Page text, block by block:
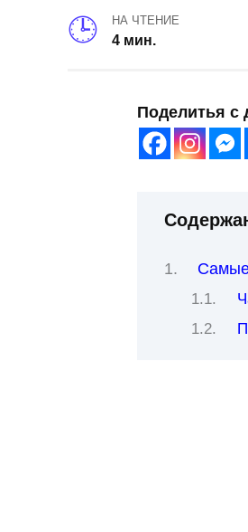
НА ЧТЕНИЕ
4 мин.
Поделитья с
Самые